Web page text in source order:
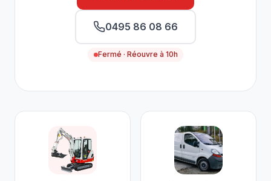
0495 86 08 66
Fermé · Réouvre à 10h